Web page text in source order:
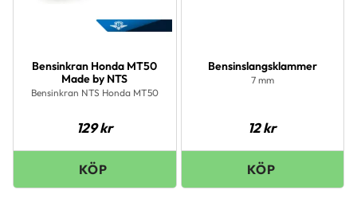
Bensinkran Honda MT50
Made by NTS
Bensinkran NTS Honda MT50
129kr
Bensinslangsklammer
7 mm
12kr